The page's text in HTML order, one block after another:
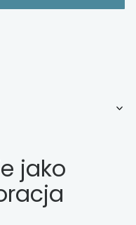
jako